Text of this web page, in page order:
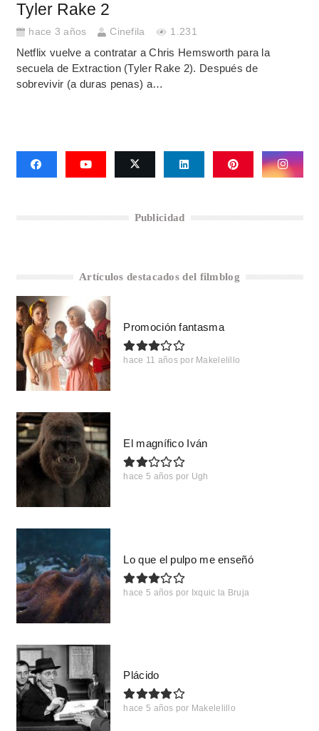
Tyler Rake 2
hace 3 años Cinefila 1.231
Netflix vuelve a contratar a Chris Hemsworth para la
secuela de Extraction (Tyler Rake 2). Después de
sobrevivir (a duras penas) a…
Publicidad
Artículos destacados del filmblog
Promoción fantasma
hace 11 años por Makelelillo
El magnífico Iván
hace 5 años por Ugh
Lo que el pulpo me enseñó
hace 5 años por Ixquic la Bruja
Plácido
hace 5 años por Makelelillo